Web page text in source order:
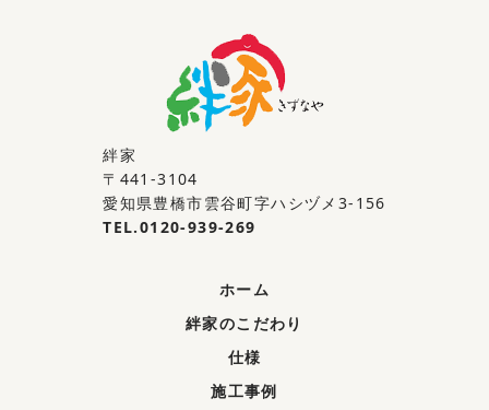
絆家
〒441-3104
愛知県豊橋市雲谷町字ハシヅメ3-156
TEL.0120-939-269
ホーム
絆家のこだわり
仕様
施工事例